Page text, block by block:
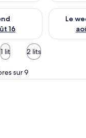
16
pour ce week-end
Le
Vérifier
1 lit 2 lits
sur 9